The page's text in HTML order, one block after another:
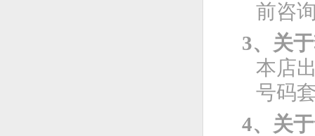
前咨
3、关
本店
号码
4、关